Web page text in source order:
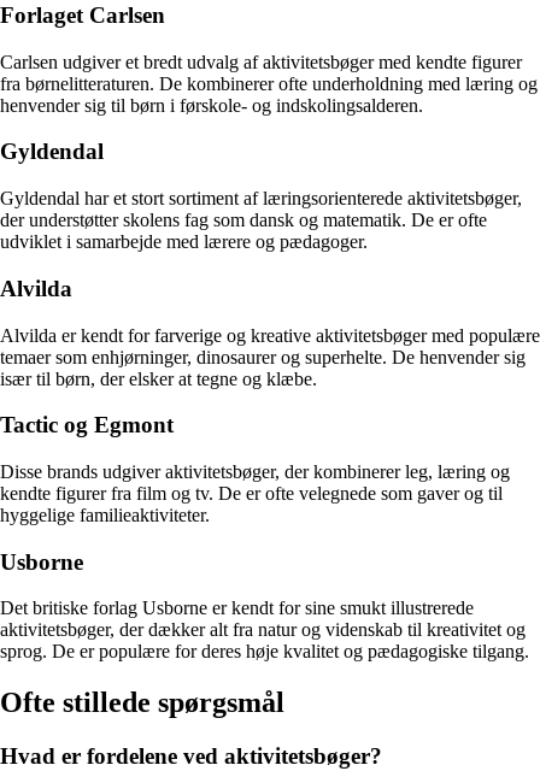
Forlaget Carlsen
Carlsen udgiver et bredt udvalg af aktivitetsbøger med kendte figurer
fra børnelitteraturen. De kombinerer ofte underholdning med læring og
henvender sig til børn i førskole- og indskolingsalderen.
Gyldendal
Gyldendal har et stort sortiment af læringsorienterede aktivitetsbøger,
der understøtter skolens fag som dansk og matematik. De er ofte
udviklet i samarbejde med lærere og pædagoger.
Alvilda
Alvilda er kendt for farverige og kreative aktivitetsbøger med populære
temaer som enhjørninger, dinosaurer og superhelte. De henvender sig
især til børn, der elsker at tegne og klæbe.
Tactic og Egmont
Disse brands udgiver aktivitetsbøger, der kombinerer leg, læring og
kendte figurer fra film og tv. De er ofte velegnede som gaver og til
hyggelige familieaktiviteter.
Usborne
Det britiske forlag Usborne er kendt for sine smukt illustrerede
aktivitetsbøger, der dækker alt fra natur og videnskab til kreativitet og
sprog. De er populære for deres høje kvalitet og pædagogiske tilgang.
Ofte stillede spørgsmål
Hvad er fordelene ved aktivitetsbøger?